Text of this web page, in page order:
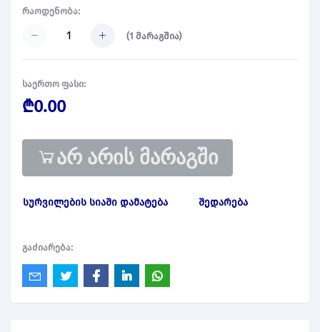
რაოდენობა:
(1 მარაგშია)
საერთო ფასი:
₾0.00
არ არის მარაგში
სურვილების სიაში დამატება შედარება
გაძიარება: